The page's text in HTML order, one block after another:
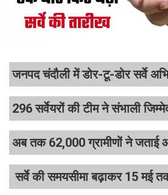
जनपद चंदौली में डोर-टू-डोर सर्वे
296 सर्वेयरों की टीम ने संभाली
अब तक 62,000 ग्रामीणों ने
सर्वे की समयसीमा बढ़ाकर 15 मई